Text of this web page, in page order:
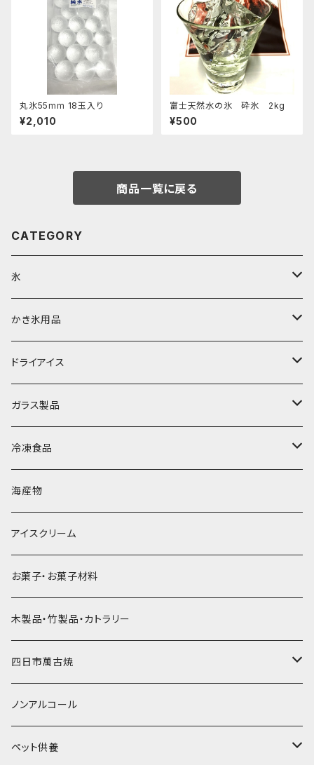
丸氷55mm 18玉入り
¥2,010
富士天然水の氷 砕氷 2kg
¥500
商品一覧に戻る
CATEGORY
氷
富士天然水の氷
丸氷
直径70mm
直径65mm
角氷
砕氷
氷河の氷
氷アイテム
かき氷用品
かき氷シロップ
無果汁1.8Lパック
無果汁1Lパック
無添加瓶シロップ
かき氷機・かき氷器
かき氷カップ
発泡スチロール無地-使い捨て
発泡スチロールプリント柄
かき氷スプーン・スプーンストロー
プラスチック・スプーン
プラスチック・スプーンストロー
コンデンスミルク・練乳・あんこ
かき氷セット
その他かき氷用品
ドライアイス
ドライアイス3ｋｇ
ドライアイス4ｋｇ
ドライアイス5ｋｇ
ドライアイス8ｋｇ
ドライアイス10ｋｇ
ドライアイス15ｋｇ
ドライアイス20ｋｇ
ドライアイス25ｋｇ
ガラス製品
オンザロック・グラス
ビール・グラス
タンブラー
かき氷器
冷凍食品
肉まん・あんまん
パスタ・スパゲッティ
惣菜
海産物
アイスクリーム
お菓子・お菓子材料
木製品・竹製品・カトラリー
四日市萬古焼
土鍋・土釜
一般土鍋
皿・椀・丼・小物
ノンアルコール
ペット供養